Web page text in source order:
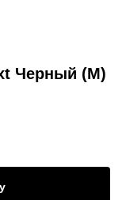
Черный (М)